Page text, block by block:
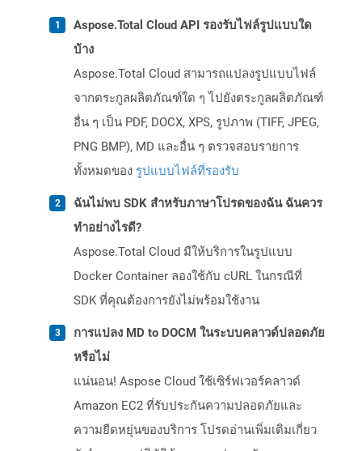
Aspose.Total Cloud API รองรับไฟล์รูปแบบใด
บ้าง
Aspose.Total Cloud สามารถแปลงรูปแบบไฟล์
จากตระกูลผลิตภัณฑ์ใด ๆ ไปยังตระกูลผลิตภัณฑ์
อื่น ๆ เป็น PDF, DOCX, XPS, รูปภาพ (TIFF, JPEG,
PNG BMP), MD และอื่น ๆ ตรวจสอบรายการ
ทั้งหมดของ รูปแบบไฟล์ที่รองรับ
ฉันไม่พบ SDK สำหรับภาษาโปรดของฉัน ฉันควร
ทำอย่างไรดี?
Aspose.Total Cloud มีให้บริการในรูปแบบ
Docker Container ลองใช้กับ cURL ในกรณีที่
SDK ที่คุณต้องการยังไม่พร้อมใช้งาน
การแปลง MD to DOCM ในระบบคลาวด์ปลอดภัย
หรือไม่
แน่นอน! Aspose Cloud ใช้เซิร์ฟเวอร์คลาวด์
Amazon EC2 ที่รับประกันความปลอดภัยและ
ความยืดหยุ่นของบริการ โปรดอ่านเพิ่มเติมเกี่ยว